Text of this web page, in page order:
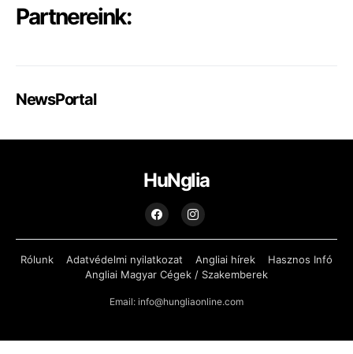
Partnereink:
NewsPortal
HuNglia
Rólunk Adatvédelmi nyilatkozat Angliai hírek
Hasznos Infó
Angliai Magyar Cégek / Szakemberek
Email: info@hungliaonline.com